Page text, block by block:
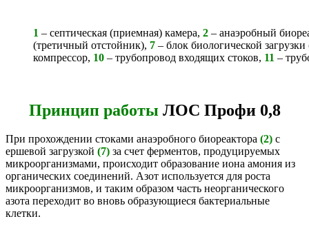
1 – септическая (приемная) камера, 2 – анаэробный
(третичный отстойник), 7 – блок биологической
компрессор, 10 – трубопровод входящих стоков, 11 –
Принцип работы ЛОС Профи 0,8
При прохождении стоками анаэробного биореактора (2) с
ершевой загрузкой (7) за счет ферментов, продуцируемых
микроорганизмами, происходит образование иона амония из
органических соединений. Азот используется для роста
микроорганизмов, и таким образом часть неорганического
азота переходит во вновь образующиеся бактериальные
клетки.